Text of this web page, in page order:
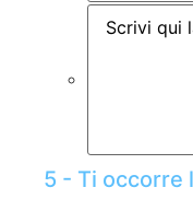
5 - Ti occorre